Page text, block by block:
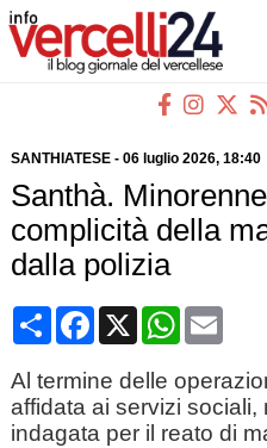
SANTHIATESE- 06 luglio 2026, 18:40
Santhà.
complicità della
dalla polizia
CondividiFacebook
X WhatsApp
Email
Al termine delle
affidata ai servizi sociali,
indagata per il reato di